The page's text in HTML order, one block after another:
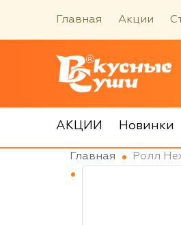
Главная Акции
АКЦИИ Новинки
Главная Ролл